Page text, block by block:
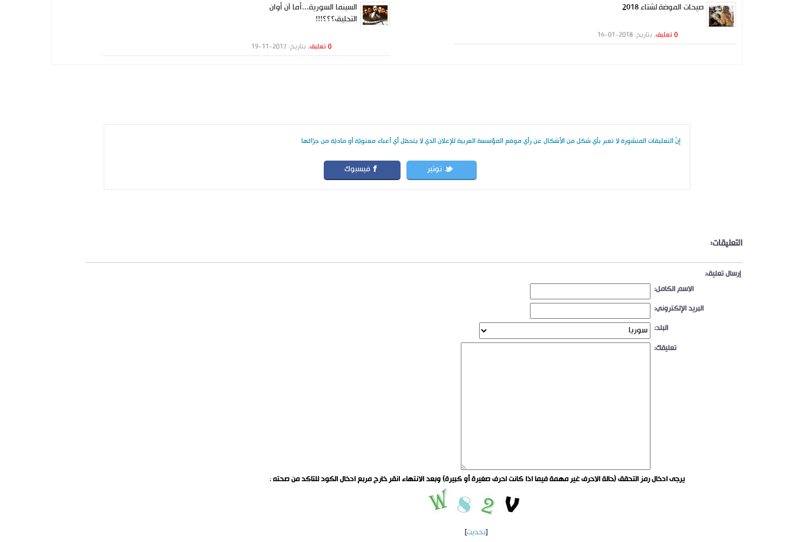
صيحات الموضة لشتاء 2018
0 تعليق , بتاريخ: 2018-01-16
السينما السورية...أما آن أوان
التحليق؟؟؟!!!
0 تعليق , بتاريخ: 2017-11-19
إنّ التعليقات المنشورة لا تعبر بأي شكل من الأشكال عن رأي موقع المؤسسة العربية للإعلان الذي لا يتحمّل أي أعباء معنويّة أو ماديّة من جرّائها
توتير فيسبوك
التعليقات:
إرسال تعليق:
الاسم الكامل:
البريد الإلكتروني:
البلد:
تعليقك:
يرجى ادخال رمز التحقق (حالة الاحرف غير مهمة فيما اذا كانت احرف صغيرة أو كبيرة) وبعد الانتهاء انقر خارج مربع ادخال الكود للتاكد من صحته:
[تحديث]